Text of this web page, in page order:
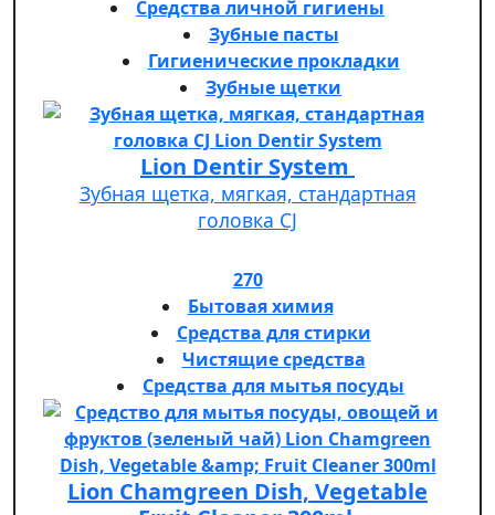
Средства личной гигиены
Зубные пасты
Гигиенические прокладки
Зубные щетки
Lion Dentir System
Зубная щетка, мягкая, стандартная
головка СJ
270
Бытовая химия
Средства для стирки
Чистящие средства
Средства для мытья посуды
Lion Chamgreen Dish, Vegetable